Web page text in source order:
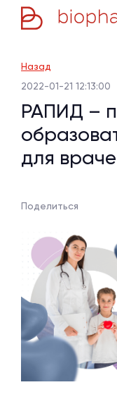
Назад
2022-01-21 12:13:00
РАПИД –
для
Поделиться